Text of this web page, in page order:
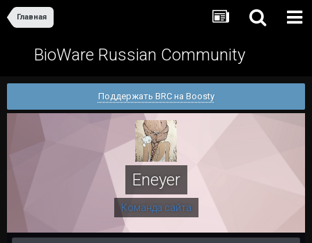
Главная
BioWare Russian Community
Поддержать BRC на Boosty
Eneyer
Команда сайта